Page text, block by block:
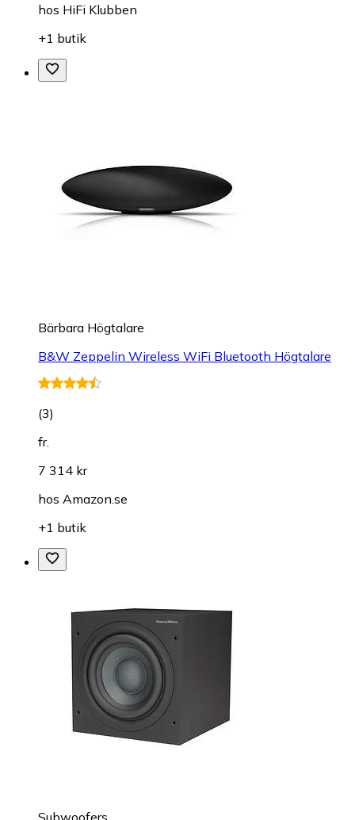
hos HiFi Klubben
+1 butik
Bärbara Högtalare
B&W Zeppelin Wireless WiFi Bluetooth Högtalare
(3)
fr.
7 314 kr
hos Amazon.se
+1 butik
Subwoofers